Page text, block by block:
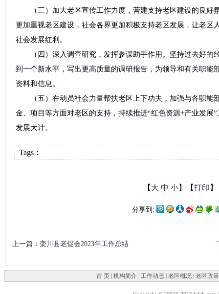
（三）加大老区宣传工作力度，营建支持老区建设的良好
更加重视老区建设，社会各界更加积极支持老区发展，让老区
社会发展红利。
（四）深入调查研究，发挥参谋助手作用。坚持过去好的
到一个新水平，写出更高质量的调研报告，为领导和有关职能
资料和信息。
（五）在动员社会力量帮扶老区上下功夫，加强与各职能
金、项目等方面对老区的支持，持续推进“红色资源+产业发展
发展大计。
Tags：
【 大 中 小】【打印 】
分享到:
上一篇 ： 栾川县老促会2023年工作总结
首 页| 机构简介| 工作动态| 老区概况| 老区政策